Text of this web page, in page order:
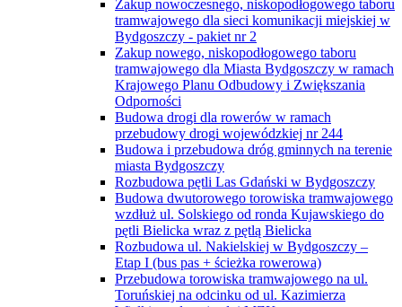
Zakup nowoczesnego, niskopodłogowego taboru
tramwajowego dla sieci komunikacji miejskiej w
Bydgoszczy - pakiet nr 2
Zakup nowego, niskopodłogowego taboru
tramwajowego dla Miasta Bydgoszczy w ramach
Krajowego Planu Odbudowy i Zwiększania
Odporności
Budowa drogi dla rowerów w ramach
przebudowy drogi wojewódzkiej nr 244
Budowa i przebudowa dróg gminnych na terenie
miasta Bydgoszczy
Rozbudowa pętli Las Gdański w Bydgoszczy
Budowa dwutorowego torowiska tramwajowego
wzdłuż ul. Solskiego od ronda Kujawskiego do
pętli Bielicka wraz z pętlą Bielicka
Rozbudowa ul. Nakielskiej w Bydgoszczy –
Etap I (bus pas + ścieżka rowerowa)
Przebudowa torowiska tramwajowego na ul.
Toruńskiej na odcinku od ul. Kazimierza